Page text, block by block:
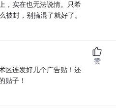
，实在也无法说情。只希
被封，别搞混了就好了。
区连发好几个广告贴！还
贴子！
赞